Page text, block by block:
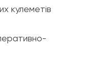
кулеметів